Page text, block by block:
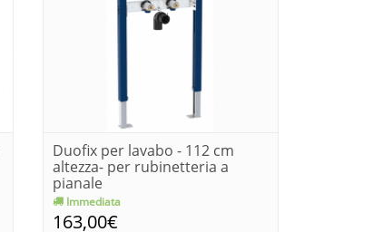
Duofix per lavabo - 112 cm
altezza- per rubinetteria a
pianale
Immediata
163,00€